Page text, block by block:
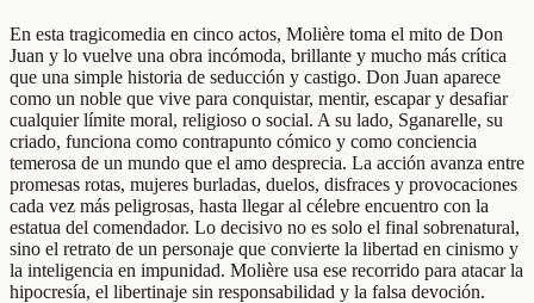
En esta tragicomedia en cinco actos, Molière toma el mito de Don
Juan y lo vuelve una obra incómoda, brillante y mucho más crítica
que una simple historia de seducción y castigo. Don Juan aparece
como un noble que vive para conquistar, mentir, escapar y desafiar
cualquier límite moral, religioso o social. A su lado, Sganarelle, su
criado, funciona como contrapunto cómico y como conciencia
temerosa de un mundo que el amo desprecia. La acción avanza entre
promesas rotas, mujeres burladas, duelos, disfraces y provocaciones
cada vez más peligrosas, hasta llegar al célebre encuentro con la
estatua del comendador. Lo decisivo no es solo el final sobrenatural,
sino el retrato de un personaje que convierte la libertad en cinismo y
la inteligencia en impunidad. Molière usa ese recorrido para atacar la
hipocresía, el libertinaje sin responsabilidad y la falsa devoción.